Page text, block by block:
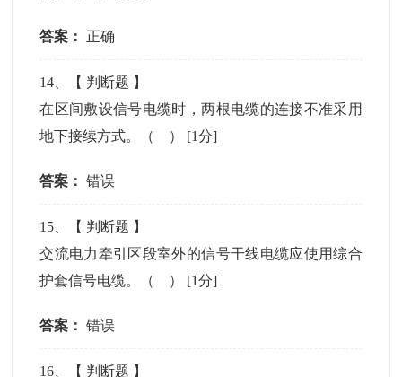
答案： 正确
14 、【 判断题 】
在区间敷设信号电缆时，两根电缆的连接不准采用
地下接续方式。（ ） [1分]
答案： 错误
15 、【 判断题 】
交流电力牵引区段室外的信号干线电缆应使用综合
护套信号电缆。（ ） [1分]
答案： 错误
16 、【 判断题 】